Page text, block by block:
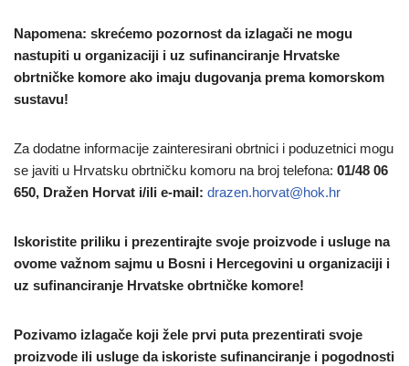
Napomena: skrećemo pozornost da izlagači ne mogu
nastupiti u organizaciji i uz sufinanciranje Hrvatske
obrtničke komore ako imaju dugovanja prema komorskom
sustavu!
Za dodatne informacije zainteresirani obrtnici i poduzetnici mogu
se javiti u Hrvatsku obrtničku komoru na broj telefona: 01/48 06
650, Dražen Horvat i/ili e-mail: drazen.horvat@hok.hr
Iskoristite priliku i prezentirajte svoje proizvode i usluge na
ovome važnom sajmu u Bosni i Hercegovini u organizaciji i
uz sufinanciranje Hrvatske obrtničke komore!
Pozivamo izlagače koji žele prvi puta prezentirati svoje
proizvode ili usluge da iskoriste sufinanciranje i pogodnosti